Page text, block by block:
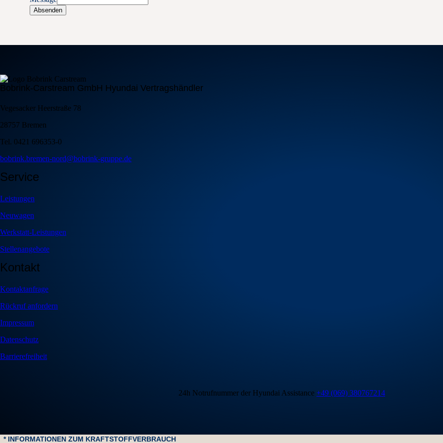
Absenden
Bobrink-Carstream GmbH Hyundai Vertragshändler
Vegesacker Heerstraße 78
28757 Bremen
Tel. 0421 696353-0
bobrink.bremen-nord@bobrink-gruppe.de
Service
Leistungen
Neuwagen
Werkstatt-Leistungen
Stellenangebote
Kontakt
Kontaktanfrage
Rückruf anfordern
Impressum
Datenschutz
Barrierefreiheit
24h Notrufnummer der Hyundai Assistance +49 (069) 380767214
* INFORMATIONEN ZUM KRAFTSTOFFVERBRAUCH